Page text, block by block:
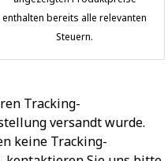
enthalten bereits alle relevanten
Steuern.
Tracking-
versandt wurde.
keine Tracking-